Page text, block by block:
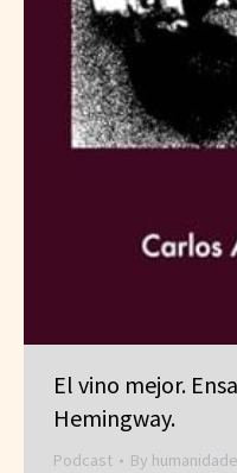
El vino mejor.
Hemingway.
Podcast By